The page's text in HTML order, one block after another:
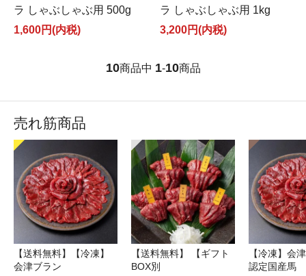
ラ しゃぶしゃぶ用 500g
1,600円(内税)
ラ しゃぶしゃぶ用 1kg
3,200円(内税)
10商品中 1-10商品
売れ筋商品
【送料無料】【冷凍】
会津ブラン
【送料無料】 【ギフト
BOX別
【冷凍】会
認定国産馬